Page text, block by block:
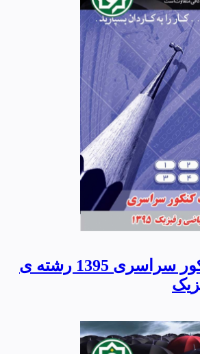
سوالات کنکور سراسری 1395 رشته ی